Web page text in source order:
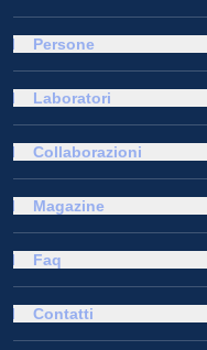
Persone
Laboratori
Collaborazioni
Magazine
Faq
Contatti